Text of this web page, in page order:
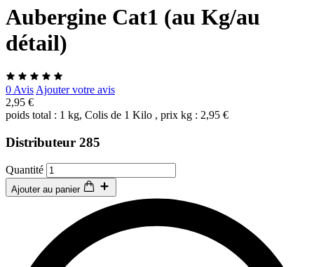
Aubergine Cat1 (au Kg/au
détail)
0 Avis Ajouter votre avis
2,95 €
poids total : 1 kg, Colis de 1 Kilo , prix kg : 2,95 €
Distributeur 285
Quantité
Ajouter au panier